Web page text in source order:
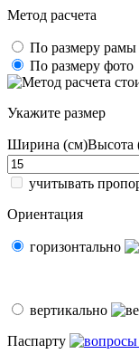
Метод расчета
По размеру рамы
По размеру фото
Укажите размер
Ширина (см)Высота
учитывать
Ориентация
горизонтально
вертикально
Паспарту